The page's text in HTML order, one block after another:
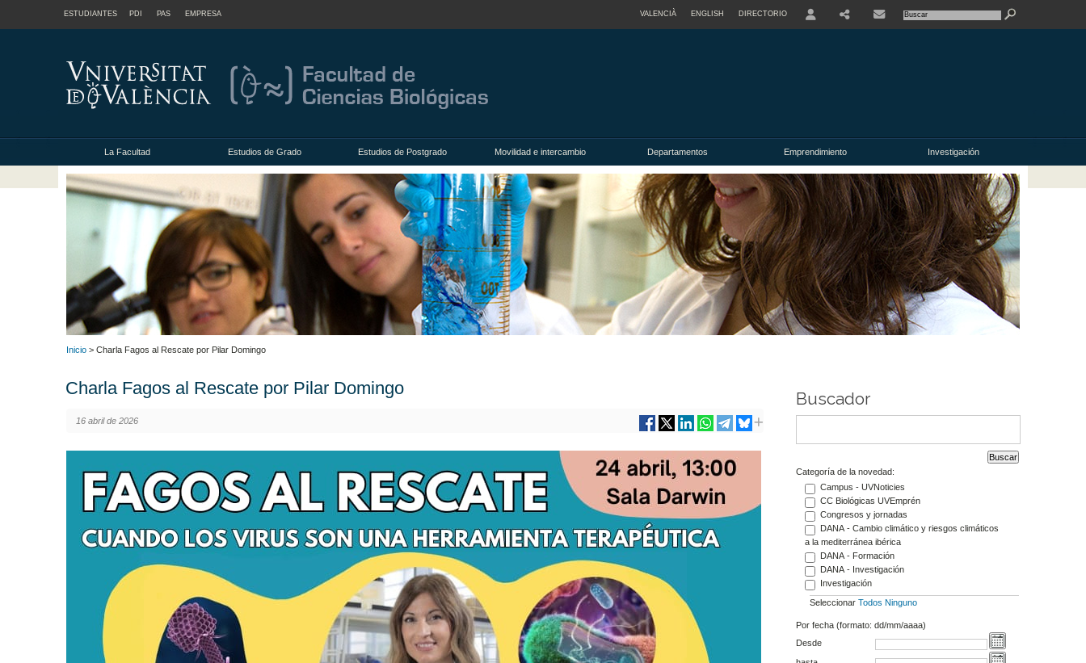
ESTUDIANTES PDI PAS EMPRESA VALENCIÀ ENGLISH DIRECTORIO
La Facultad Estudios de Grado Estudios de Postgrado Movilidad e intercambio Departamentos Emprendimiento Investigación
Inicio > Charla Fagos al Rescate por Pilar Domingo
Charla Fagos al Rescate por Pilar Domingo
16 abril de 2026
Buscador
Categoría de la novedad:
Campus - UVNoticies
CC Biológicas UVEmprén
Congresos y jornadas
DANA - Cambio climático y riesgos climáticos
a la mediterránea ibérica
DANA - Formación
DANA - Investigación
Investigación
Seleccionar Todos Ninguno
Por fecha (formato: dd/mm/aaaa)
Desde